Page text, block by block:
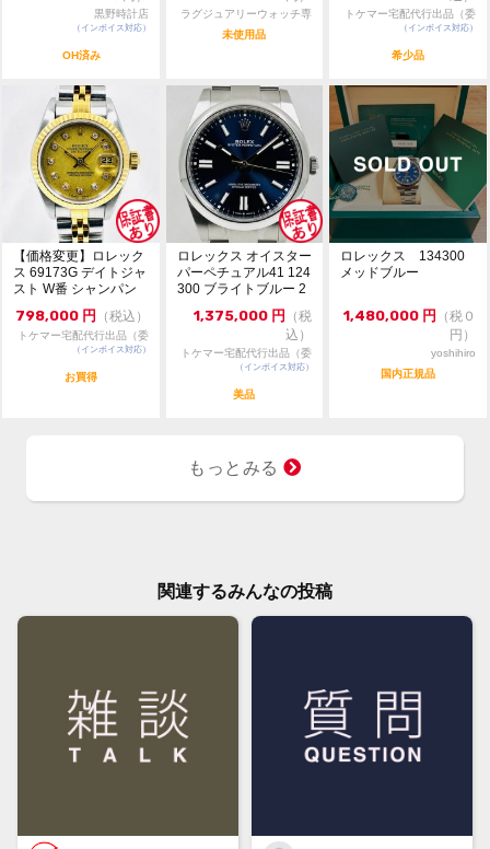
受付致します。
・一般のお客様からの委託商品でございます。お問合せ
黒野時計店
（インボイス対応）
OH済み
ラグジュアリーウォッチ専
門店：R/M
未使用品
トケマー宅配代行出品（委
託販売）
（インボイス対応）
希少品
【価格変更】ロレック
ス 69173G デイトジャ
スト W番 シャンパン
798,000 円 （税込）
トケマー宅配代行出品（委
託販売）
（インボイス対応）
お買得
ロレックス オイスター
パーペチュアル41 124
300 ブライトブルー 2
1,375,000 円 （税
込）
トケマー宅配代行出品（委
託販売）
（インボイス対応）
美品
ロレックス 134300
メッドブルー
1,480,000 円 （税０
円）
yoshihiro
国内正規品
もっとみる
関連するみんなの投稿